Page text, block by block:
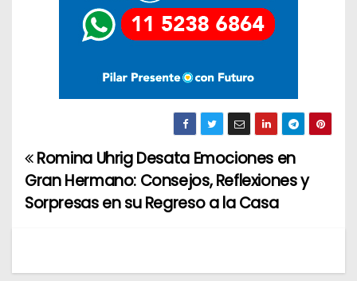
N
a
e
Romina Uhrig Desata Emociones en
Gran Hermano: Consejos, Reflexiones y
Sorpresas en su Regreso a la Casa